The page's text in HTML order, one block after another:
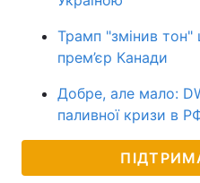
Трамп "змінив тон"
прем’єр Канади
Добре, але мало:
паливної кризи в